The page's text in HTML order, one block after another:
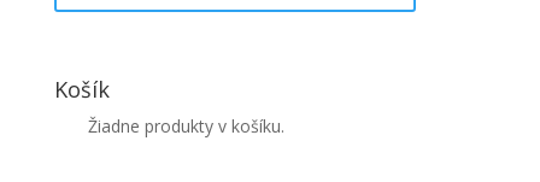
Košík
Žiadne produkty v košíku.